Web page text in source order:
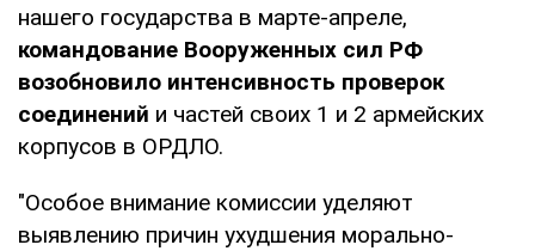
нашего государства в марте-апреле,
командование Вооруженных сил РФ
возобновило интенсивность проверок
соединений и частей своих 1 и 2 армейских
корпусов в ОРДЛО.
"Особое внимание комиссии уделяют
выявлению причин ухудшения морально-